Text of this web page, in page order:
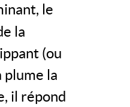
le
la
(ou
plume la
il répond